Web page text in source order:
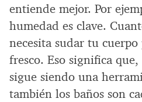
entiende mejor. Por
humedad es clave.
necesita sudar tu cuerpo
fresco. Eso significa
sigue siendo una
también los baños son